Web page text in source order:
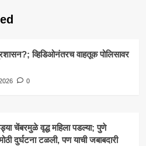
व्हिडिओनंतरच वाहतूक पोलिसावर
0
चेंबरमुळे वृद्ध महिला पडल्या; पुणे
दुर्घटना टळली, पण याची जबाबदारी